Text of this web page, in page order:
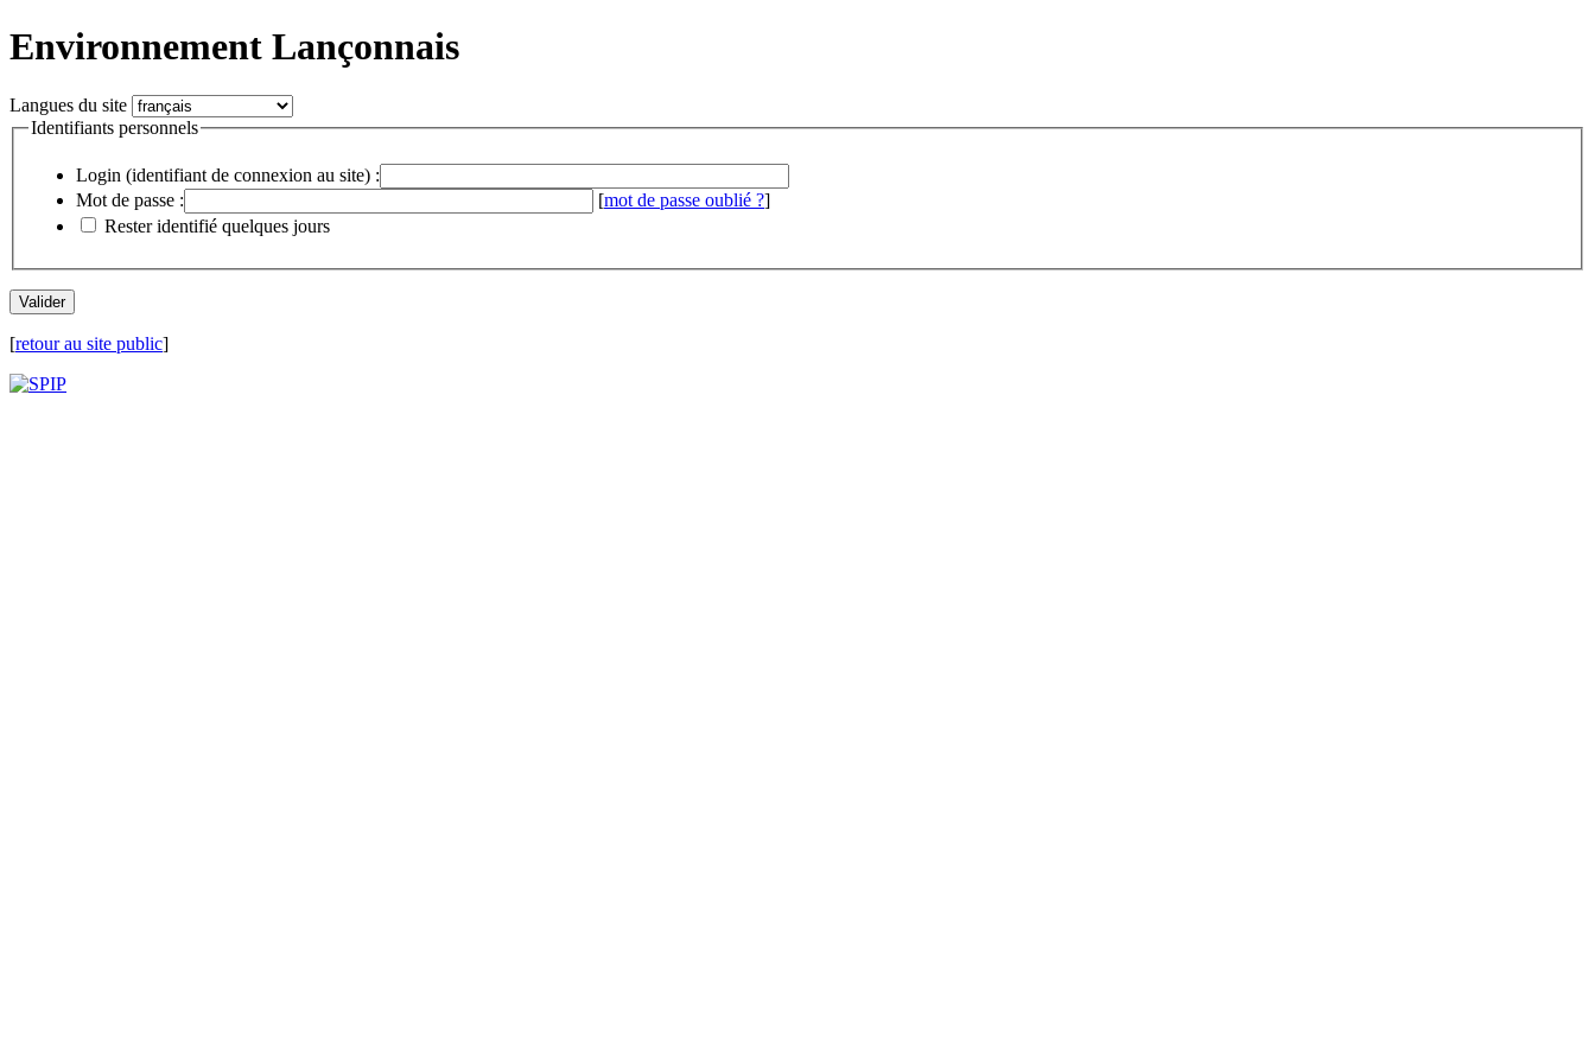
Environnement Lançonnais
Langues du site
Identifiants personnels
Login (identifiant de connexion au site) :
Mot de passe :
[mot de passe oublié ?]
Rester identifié quelques jours
[retour au site public]